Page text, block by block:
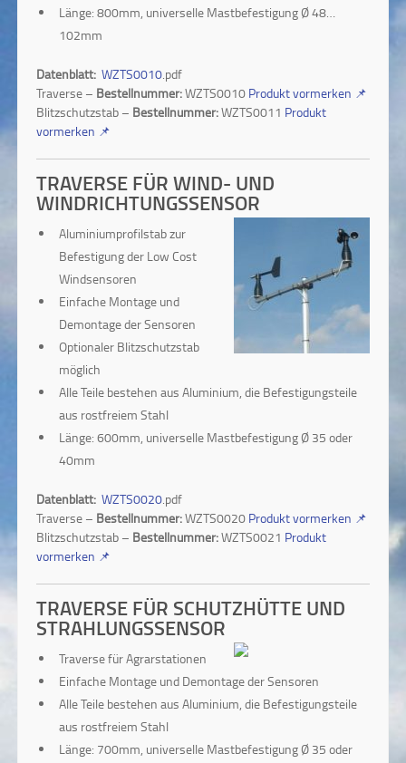
Länge: 800mm, universelle Mastbefestigung Ø 48…
102mm
Datenblatt: WZTS0010.pdf
Traverse – Bestellnummer:WZTS0010 Produkt vormerken 📌
Blitzschutzstab – Bestellnummer:WZTS0011 Produkt
vormerken 📌
TRAVERSE FÜR WIND- UND
WINDRICHTUNGSSENSOR
Aluminiumprofilstab zur
Befestigung der Low Cost
Windsensoren
Einfache Montage und
Demontage der Sensoren
Optionaler Blitzschutzstab
möglich
Alle Teile bestehen aus Aluminium, die Befestigungsteile
aus rostfreiem Stahl
Länge: 600mm, universelle Mastbefestigung Ø 35 oder
40mm
Datenblatt: WZTS0020.pdf
Traverse – Bestellnummer:WZTS0020 Produkt vormerken 📌
Blitzschutzstab – Bestellnummer:WZTS0021 Produkt
vormerken 📌
TRAVERSE FÜR SCHUTZHÜTTE UND
STRAHLUNGSSENSOR
Traverse für Agrarstationen
Einfache Montage und Demontage der Sensoren
Alle Teile bestehen aus Aluminium, die Befestigungsteile
aus rostfreiem Stahl
Länge: 700mm, universelle Mastbefestigung Ø 35 oder